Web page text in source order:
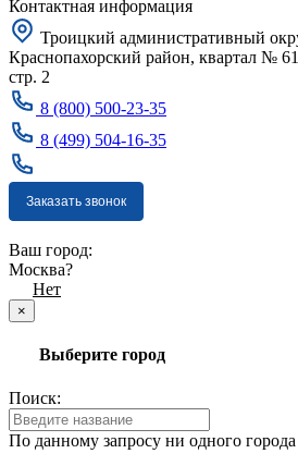
Контактная информация
Троицкий административный
Краснопахорский район, квартал №
стр. 2
8 (800) 500-23-35
8 (499) 504-16-35
Заказать звонок
Ваш город:
Москва?
Нет
×
Выберите город
Поиск:
По данному запросу ни одного